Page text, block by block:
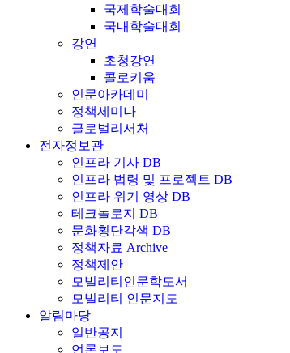
국제학술대회
국내학술대회
강연
초청강연
콜로키움
인문아카데미
정책세미나
글로벌리서처
전자정보관
인프라 기사 DB
인프라 법령 및 프로젝트 DB
인프라 위기 영상 DB
테크놀로지 DB
문화횡단각색 DB
정책자료 Archive
정책제안
모빌리티인문학도서
모빌리티 인문지도
알림마당
일반공지
언론보도